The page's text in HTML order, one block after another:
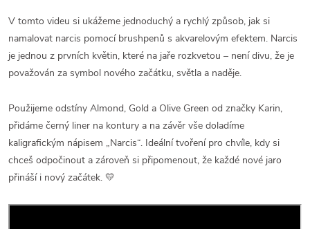
V tomto videu si ukážeme jednoduchý a rychlý způsob, jak si
namalovat narcis pomocí brushpenů s akvarelovým efektem. Narcis
je jednou z prvních květin, které na jaře rozkvetou – není divu, že je
považován za symbol nového začátku, světla a naděje.
Použijeme odstíny Almond, Gold a Olive Green od značky Karin,
přidáme černý liner na kontury a na závěr vše doladíme
kaligrafickým nápisem „Narcis“. Ideální tvoření pro chvíle, kdy si
chceš odpočinout a zároveň si připomenout, že každé nové jaro
přináší i nový začátek. 💛